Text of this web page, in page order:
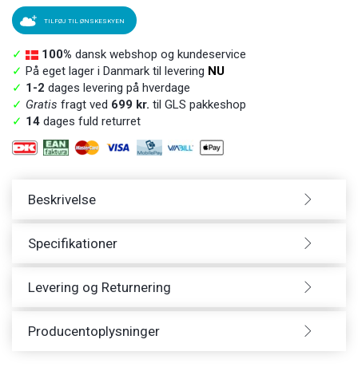
TILFØJ TIL ØNSKESKYEN
✓ 100% dansk webshop og kundeservice
✓ På eget lager i Danmark til levering NU
✓ 1-2 dages levering på hverdage
✓ Gratis fragt ved 699 kr. til GLS pakkeshop
✓ 14 dages fuld returret
Beskrivelse
Specifikationer
Levering og Returnering
Producentoplysninger